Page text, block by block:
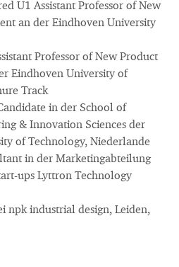
U1 Assistant Professor of New
an der Eindhoven University
Professor of New Product
Eindhoven University of
Track
in der School of
& Innovation Sciences der
of Technology, Niederlande
in der Marketingabteilung
ups Lyttron Technology
npk industrial design, Leiden,